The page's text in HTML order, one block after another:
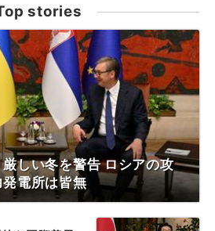
stories
しい冬を警告 ロシアの攻
電所は皆無